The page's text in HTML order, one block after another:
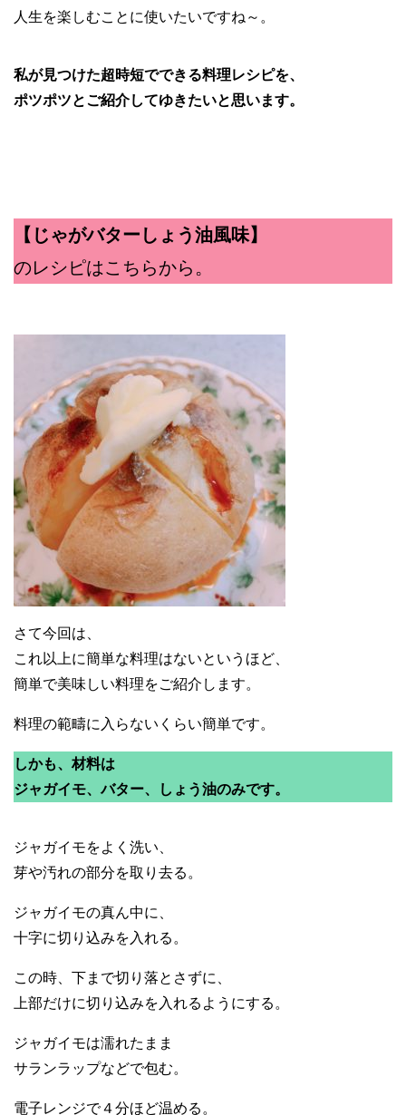
人生を楽しむことに使いたいですね～。
私が見つけた超時短でできる料理レシピを、
ポツポツとご紹介してゆきたいと思います。
【じゃがバターしょう油風味】
のレシピはこちらから。
さて今回は、
これ以上に簡単な料理はないというほど、
簡単で美味しい料理をご紹介します。
料理の範疇に入らないくらい簡単です。
しかも、材料は
ジャガイモ、バター、しょう油のみです。
ジャガイモをよく洗い、
芽や汚れの部分を取り去る。
ジャガイモの真ん中に、
十字に切り込みを入れる。
この時、下まで切り落とさずに、
上部だけに切り込みを入れるようにする。
ジャガイモは濡れたまま
サランラップなどで包む。
電子レンジで４分ほど温める。